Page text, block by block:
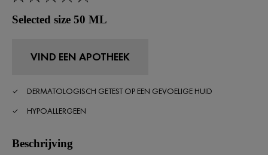
Selected size 50 ML
VIND EEN APOTHEEK
DERMATOLOGISCH GETEST OP EEN GEVOELIGE HUID
HYPOALLERGEEN
Beschrijving